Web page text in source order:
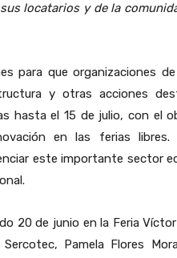
locatarios y de la
para que organizaciones
y otras acciones
hasta el 15 de julio, con el
en las ferias
este importante sector
20 de junio en la Feria
Pamela Flores